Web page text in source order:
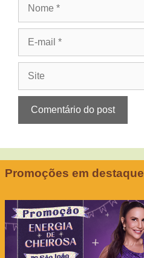
Promoções em destaque